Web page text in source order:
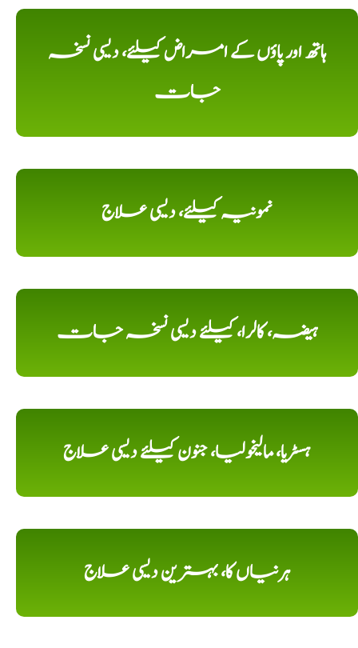
ہاتھ اور پاؤں کے امراض کیلئے، دیسی نسخہ
جات
نمونیہ کیلئے، دیسی علاج
ہیضہ، کالرا، کیلئے دیسی نسخہ جات
ہسٹریا، مالیخولیا، جنون کیلئے دیسی علاج
ہرنیاں کا، بہترین دیسی علاج